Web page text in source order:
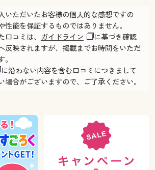
いただいたお客様の個人的な感想ですの
性能を保証するものではありません。
コミは、 ガイドライン
に基づき確認
反映されますが、掲載までお時間をいただ
に沿わない内容を含む口コミにつきまして
場合がございますので、ご了承ください。